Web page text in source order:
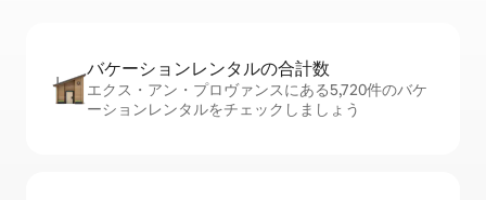
バケーションレ⁠ン⁠タ⁠ル⁠の合⁠計⁠数
エクス・アン・プロヴァンスにある5,720件のバケ
ーションレンタルをチェックしましょう